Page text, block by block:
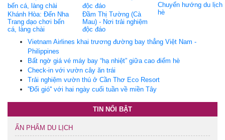
Khánh Hòa: Đến Nha
Trang dạo chơi bến
cá, làng chài
Ðầm Thị Tường (Cà
Mau) - Nơi trải nghiệm
độc đáo
Chuyển hướng du lịch
hè
Vietnam Airlines khai trương đường bay thẳng Việt Nam -
Philippines
Bất ngờ giá vé máy bay “hạ nhiệt” giữa cao điểm hè
Check-in với vườn cây ăn trái
Trải nghiệm vườn thú ở Cần Thơ Eco Resort
''Đổi gió'' với hai ngày cuối tuần về miền Tây
TIN NỔI BẬT
ẤN PHẨM DU LỊCH